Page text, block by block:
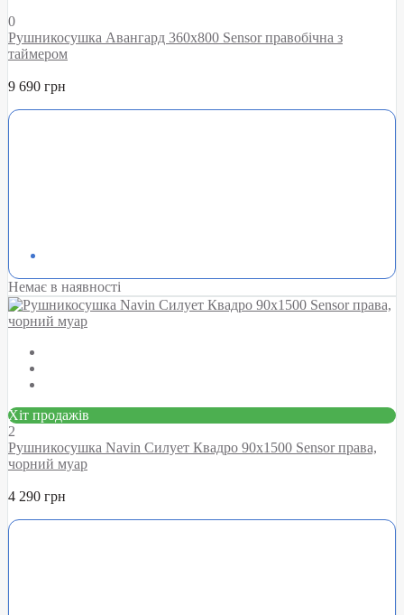
0
Рушникосушка Авангард 360х800 Sensor правобічна з
таймером
9 690 грн
Немає в наявності
Хіт продажів
2
Рушникосушка Navin Силует Квадро 90х1500 Sensor права,
чорний муар
4 290 грн